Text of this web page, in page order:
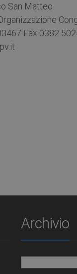
San Matteo
Fax 0382
Archivio